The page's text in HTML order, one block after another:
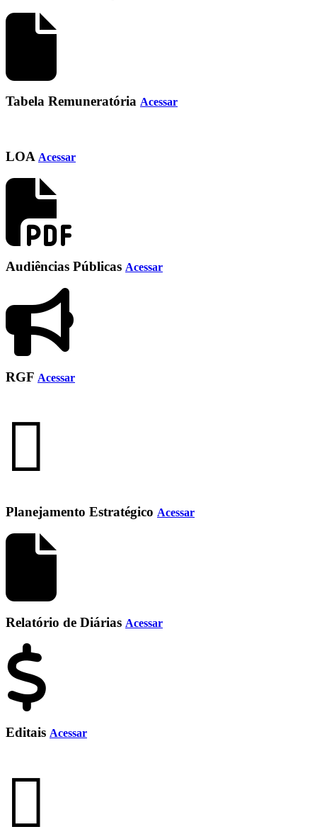
Tabela Remuneratória Acessar
LOA Acessar
Audiências Públicas Acessar
RGF Acessar
Planejamento Estratégico Acessar
Relatório de Diárias Acessar
Editais Acessar